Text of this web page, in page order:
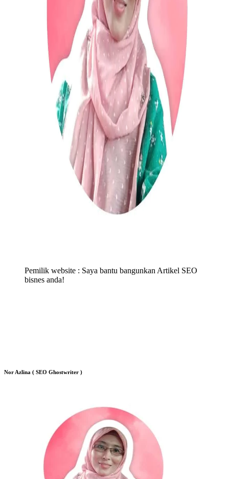
Pemilik website : Saya bantu bangunkan Artikel SEO
bisnes anda!
Nor Azlina ( SEO Ghostwriter )